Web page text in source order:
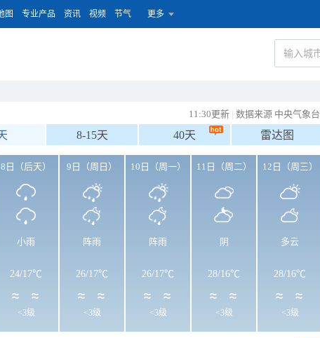
图 专业产品 资讯 视频 节气 更多
11:30更新 | 数据来源 中央气象台
8-15天 40天 雷达图
8日（后天）
小雨
24/17℃
<3级
9日（周日）
阵雨
26/17℃
<3级
10日（周一）
阵雨
26/17℃
<3级
11日（周二）
阴
28/16℃
<3级
12日（周三）
多云
28/16℃
<3级